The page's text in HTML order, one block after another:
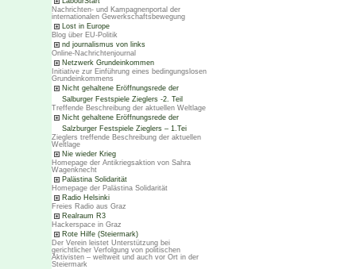
Nachrichten- und Kampagnenportal der
internationalen Gewerkschaftsbewegung
Lost in Europe
Blog über EU-Politik
nd journalismus von links
Online-Nachrichtenjournal
Netzwerk Grundeinkommen
Initiative zur Einführung eines bedingungslosen
Grundeinkommens
Nicht gehaltene Eröffnungsrede der
Salburger Festspiele Zieglers -2. Teil
Treffende Beschreibung der aktuellen Weltlage
Nicht gehaltene Eröffnungsrede der
Salzburger Festspiele Zieglers – 1.Tei
Zieglers treffende Beschreibung der aktuellen
Weltlage
Nie wieder Krieg
Homepage der Antikriegsaktion von Sahra
Wagenknecht
Palästina Solidarität
Homepage der Palästina Solidarität
Radio Helsinki
Freies Radio aus Graz
Realraum R3
Hackerspace in Graz
Rote Hilfe (Steiermark)
Der Verein leistet Unterstützung bei
gerichtlicher Verfolgung von politischen
Aktivisten – weltweit und auch vor Ort in der
Steiermark